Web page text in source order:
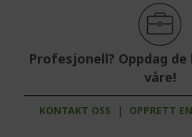
Profesjonell? Oppdag
våre!
KONTAKT OSS | OPPRETT